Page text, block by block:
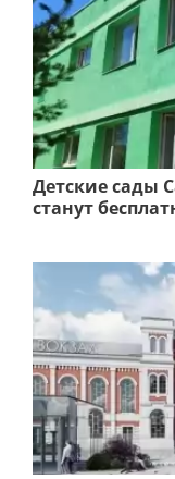
Детские сады
станут